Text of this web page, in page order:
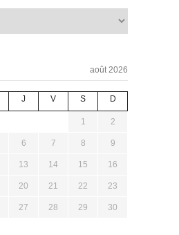
août 2026
J V S D
1 2
6 7 8 9
13 14 15 16
20 21 22 23
27 28 29 30